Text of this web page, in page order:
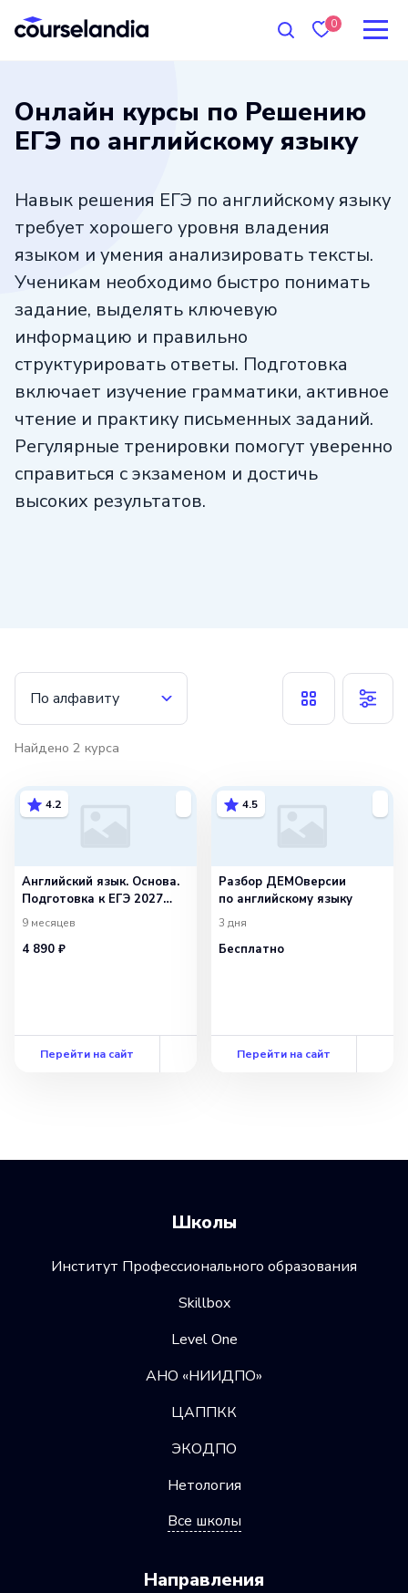
0
Онлайн курсы по Решению
ЕГЭ по английскому языку
Навык решения ЕГЭ по английскому языку
требует хорошего уровня владения
языком и умения анализировать тексты.
Ученикам необходимо быстро понимать
задание, выделять ключевую
информацию и правильно
структурировать ответы. Подготовка
включает изучение грамматики, активное
чтение и практику письменных заданий.
Регулярные тренировки помогут уверенно
справиться с экзаменом и достичь
высоких результатов.
По алфавиту
Найдено 2 курса
4.2
Английский язык. Основа.
Подготовка к ЕГЭ 2027
с сентября
9 месяцев
4 890 ₽
Перейти на сайт
4.5
Разбор ДЕМОверсии
по английскому языку
3 дня
Бесплатно
Перейти на сайт
Школы
Институт Профессионального образования
Skillbox
Level One
АНО «НИИДПО»
ЦАППКК
ЭКОДПО
Нетология
Все школы
Направления